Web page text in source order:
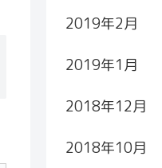
2019年2月
2019年1月
2018年12月
2018年10月